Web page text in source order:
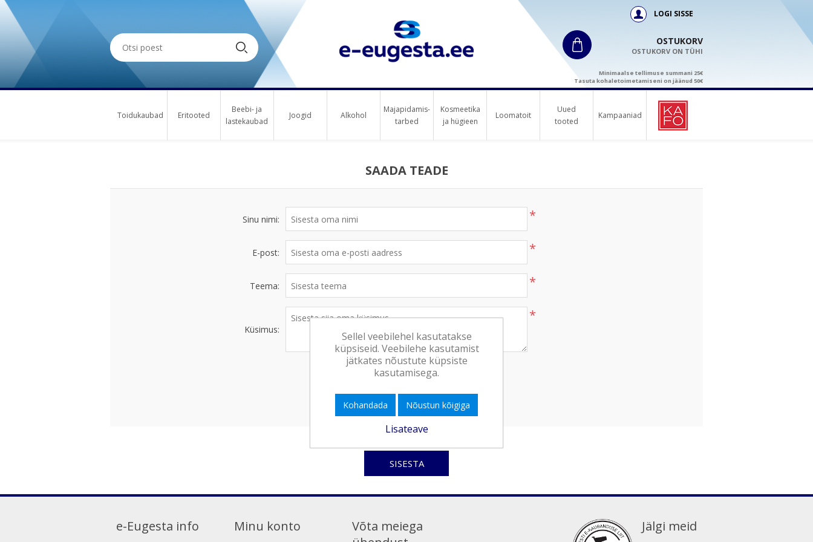
LOGI SISSE
OSTUKORV
OSTUKORV ON TÜHI
Minimaalse tellimuse summani 25€
Tasuta kohaletoimetamiseni on jäänud 50€
Toidukaubad Eritooted
Beebi- ja
lastekaubad
Joogid Alkohol
Majapidamis-
tarbed
Kosmeetika
ja hügieen
Loomatoit
Uued
tooted
Kampaaniad
SAADA TEADE
Sinu nimi: *
E-post: *
Teema: *
Küsimus:
*
SISESTA
e-Eugesta info Minu konto
Võta meiega
Jälgi meid
Sellel veebilehel kasutatakse
küpsiseid. Veebilehe kasutamist
jätkates nõustute küpsiste
kasutamisega.
Kohandada Nõustun kõigiga
Lisateave